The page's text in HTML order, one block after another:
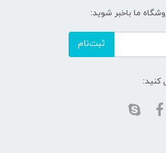
ما باخبر شوید:
ثبت‌نام
کنید: